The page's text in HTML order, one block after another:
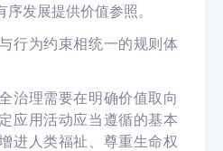
发展提供价值参照。
行为约束相统一的规则体
治理需要在明确价值取向
应用活动应当遵循的基本
进人类福祉、尊重生命权